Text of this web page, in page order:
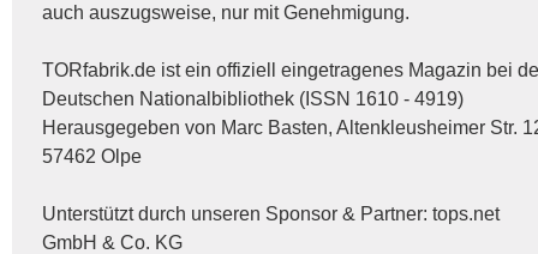
auch auszugsweise, nur mit Genehmigung.
TORfabrik.de ist ein offiziell eingetragenes Magazin bei
Deutschen Nationalbibliothek (ISSN 1610 - 4919)
Herausgegeben von Marc Basten, Altenkleusheimer Str.
57462 Olpe
Unterstützt durch unseren Sponsor & Partner: tops.net
GmbH & Co. KG